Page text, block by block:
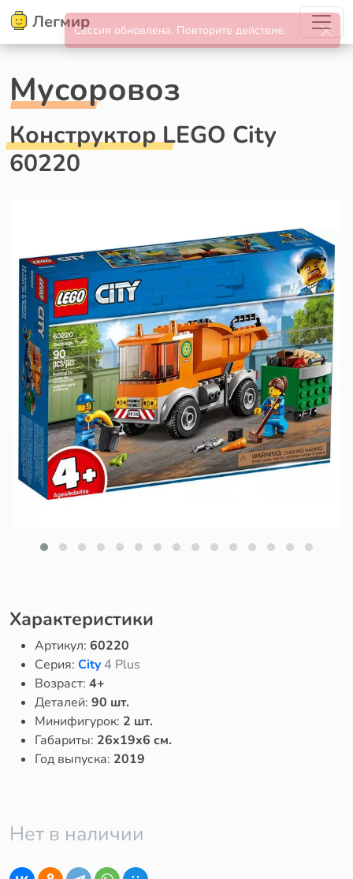
Легмир
Мусоровоз
Конструктор LEGO City
60220
Характеристики
Артикул: 60220
Серия: City 4 Plus
Возраст: 4+
Деталей: 90 шт.
Минифигурок: 2 шт.
Габариты: 26x19x6 см.
Год выпуска: 2019
Нет в наличии